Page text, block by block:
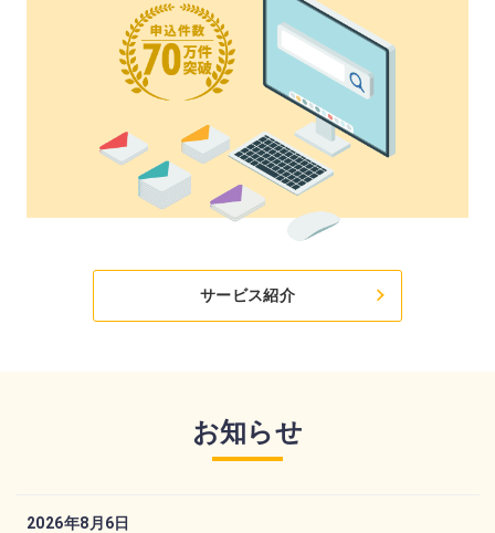
サービス紹介
お知らせ
2026年8月6日